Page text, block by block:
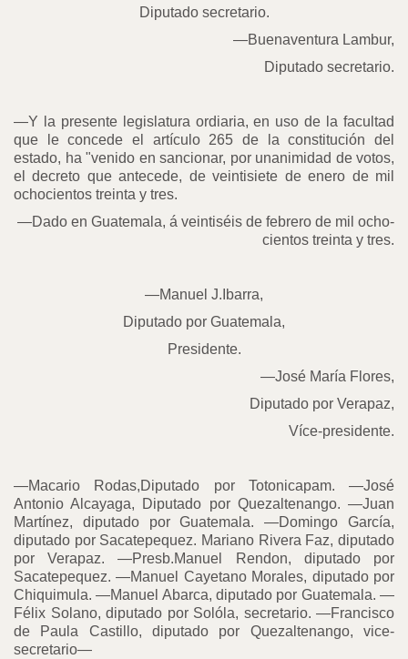
Diputado secretario.
—Buenaventura Lambur,
Diputado secretario.
—Y la presente legislatura ordiaria, en uso de la facultad
que le concede el artículo 265 de la constitución del
estado, ha "venido en sancionar, por unanimidad de votos,
el decreto que antecede, de veintisiete de enero de mil
ochocientos treinta y tres.
—Dado en Guatemala, á veintiséis de febrero de mil ocho-
cientos treinta y tres.
—Manuel J.Ibarra,
Diputado por Guatemala,
Presidente.
—José María Flores,
Diputado por Verapaz,
Více-presidente.
—Macario Rodas,Diputado por Totonicapam. —José
Antonio Alcayaga, Diputado por Quezaltenango. —Juan
Martínez, diputado por Guatemala. —Domingo García,
diputado por Sacatepequez. Mariano Rivera Faz, diputado
por Verapaz. —Presb.Manuel Rendon, diputado por
Sacatepequez. —Manuel Cayetano Morales, diputado por
Chiquimula. —Manuel Abarca, diputado por Guatemala. —
Félix Solano, diputado por Solóla, secretario. —Francisco
de Paula Castillo, diputado por Quezaltenango, vice-
secretario—